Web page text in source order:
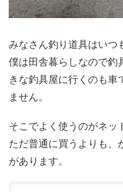
みなさん釣り道具はいつ
僕は田舎暮らしなので釣
きな釣具屋に行くのも車
ません。
そこでよく使うのがネッ
ただ普通に買うよりも、
があります。